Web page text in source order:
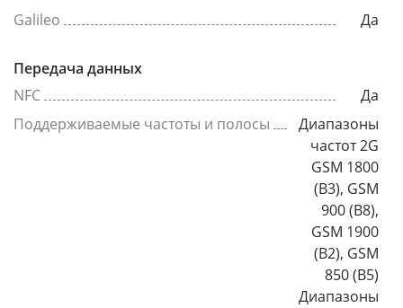
Galileo
Да
Передача данных
NFC
Да
Поддерживаемые частоты и полосы
Диапазоны
частот 2G
GSM 1800
(B3), GSM
900 (B8),
GSM 1900
(B2), GSM
850 (B5)
Диапазоны